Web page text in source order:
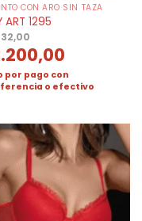
CON ARO SIN TAZA
ART 1295
por pago con
o efectivo